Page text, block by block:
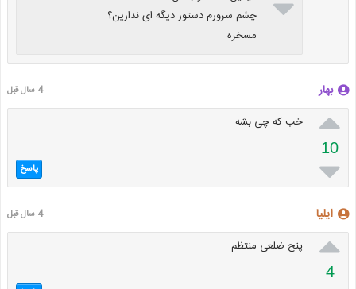

چشم سرورم دستور دیگه ای ندارین؟
مسخره
بهار 4 سال قبل

10

خب که چی بشه
پاسخ
ایلیا 4 سال قبل

4
پنج ضلعی منتظم